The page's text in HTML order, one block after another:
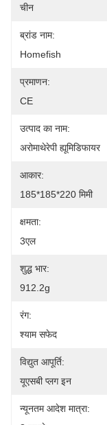
चीन
ब्रांड नाम:
Homefish
प्रमाणन:
CE
उत्पाद का नाम:
अरोमाथेरेपी ह्यूमिडिफायर
आकार:
185*185*220 मिमी
क्षमता:
3एल
शुद्ध भार:
912.2g
रंग:
श्याम सफेद
विद्युत आपूर्ति:
यूएसबी प्लग इन
न्यूनतम आदेश मात्रा: